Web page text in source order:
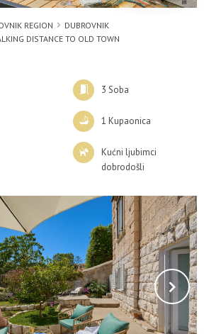
REGION
DUBROVNIK
DISTANCE TO OLD TOWN
3 Soba
1 Kupaonica
Kućni ljubimci
dobrodošli